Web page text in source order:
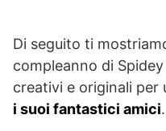
Di seguito ti
compleanno di
creativi e originali per
i suoi fantastici amici.